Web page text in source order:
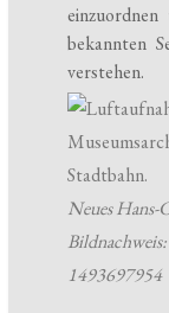
bekannten
verstehen.
Neues Hans-
1493697954